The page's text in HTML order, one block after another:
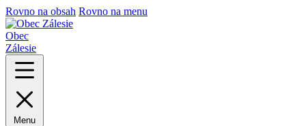
Rovno na obsah Rovno na menu
Obec
Zálesie
Menu